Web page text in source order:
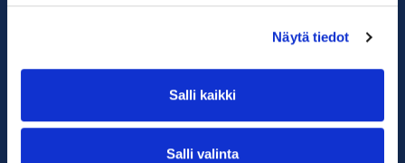
Näytä tiedot
Salli kaikki
Salli valinta
Työnantajille
Verkkokurssit